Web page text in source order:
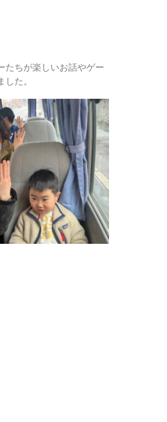
たちが楽しいお話やゲー
た。